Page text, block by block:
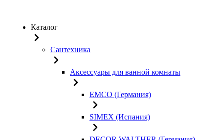
Каталог
Сантехника
Аксессуары для ванной комнаты
EMCO (Германия)
SIMEX (Испания)